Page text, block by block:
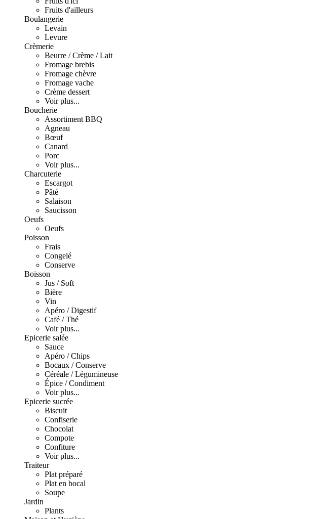
Fruits d'ailleurs
Boulangerie
Levain
Levure
Crèmerie
Beurre / Crème / Lait
Fromage brebis
Fromage chèvre
Fromage vache
Crème dessert
Voir plus...
Boucherie
Assortiment BBQ
Agneau
Bœuf
Canard
Porc
Voir plus...
Charcuterie
Escargot
Pâté
Salaison
Saucisson
Oeufs
Oeufs
Poisson
Frais
Congelé
Conserve
Boisson
Jus / Soft
Bière
Vin
Apéro / Digestif
Café / Thé
Voir plus...
Epicerie salée
Sauce
Apéro / Chips
Bocaux / Conserve
Céréale / Légumineuse
Épice / Condiment
Voir plus...
Epicerie sucrée
Biscuit
Confiserie
Chocolat
Compote
Confiture
Voir plus...
Traiteur
Plat préparé
Plat en bocal
Soupe
Jardin
Plants